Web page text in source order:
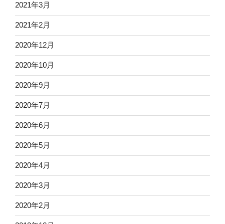
2021年3月
2021年2月
2020年12月
2020年10月
2020年9月
2020年7月
2020年6月
2020年5月
2020年4月
2020年3月
2020年2月